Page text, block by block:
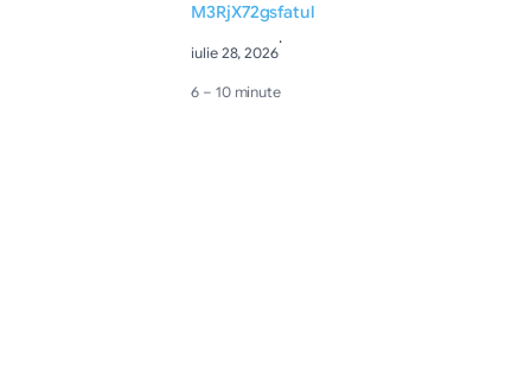
M3RjX72gsfatul
iulie 28, 2026
·
6 – 10 minute